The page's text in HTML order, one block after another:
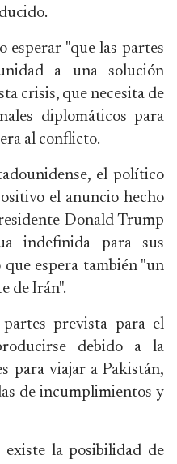
esperar "que las partes
a una solución
crisis, que necesita de
diplomáticos para
al conflicto.
el político
el anuncio hecho
Donald Trump
indefinida para sus
espera también "un
de Irán".
prevista para el
debido a la
para viajar a Pakistán,
de incumplimientos y
la posibilidad de